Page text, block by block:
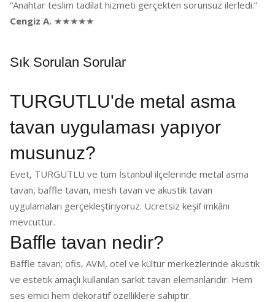
“Anahtar teslim tadilat hizmeti gerçekten sorunsuz ilerledi.”
Cengiz A. ★★★★★
Sık Sorulan Sorular
TURGUTLU'de metal asma
tavan uygulaması yapıyor
musunuz?
Evet, TURGUTLU ve tüm İstanbul ilçelerinde metal asma
tavan, baffle tavan, mesh tavan ve akustik tavan
uygulamaları gerçekleştiriyoruz. Ücretsiz keşif imkânı
mevcuttur.
Baffle tavan nedir?
Baffle tavan; ofis, AVM, otel ve kültür merkezlerinde akustik
ve estetik amaçlı kullanılan sarkıt tavan elemanlarıdır. Hem
ses emici hem dekoratif özelliklere sahiptir.